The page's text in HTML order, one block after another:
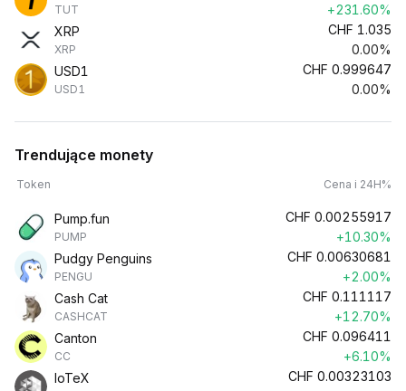
TUT
+231.60%
XRP
XRP
CHF 1.035
0.00%
USD1
USD1
CHF 0.999647
0.00%
Trendujące monety
Token Cena i 24H%
Pump.fun
PUMP
CHF 0.00255917
+10.30%
Pudgy Penguins
PENGU
CHF 0.00630681
+2.00%
Cash Cat
CASHCAT
CHF 0.111117
+12.70%
Canton
CC
CHF 0.096411
+6.10%
IoTeX
CHF 0.00323103